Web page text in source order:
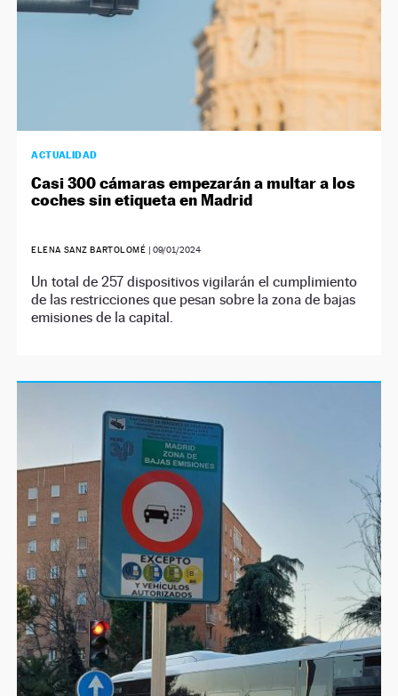
ACTUALIDAD
Casi 300 cámaras empezarán a multar a los
coches sin etiqueta en Madrid
ELENA SANZ BARTOLOMÉ | 09/01/2024
Un total de 257 dispositivos vigilarán el cumplimiento
de las restricciones que pesan sobre la zona de bajas
emisiones de la capital.